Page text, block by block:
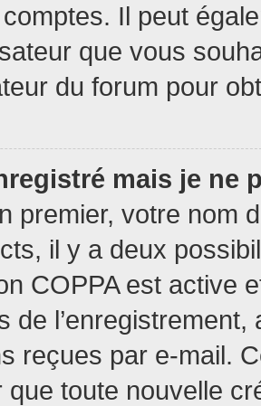
Il peut
que vous
du forum pour
mais je ne
premier, votre nom
il y a deux
COPPA est active
de
reçues par e-mail.
que toute nouvelle